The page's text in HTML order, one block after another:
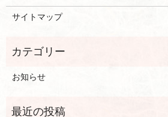
サイトマップ
お知らせ